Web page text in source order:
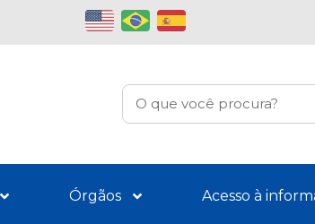
Órgãos Acesso à